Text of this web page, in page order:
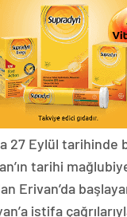
27 Eylül tarihinde
tarihi
Erivan’da
istifa